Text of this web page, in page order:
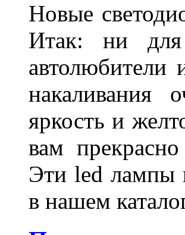
Новые
Итак: ни
накаливания
яркость и
вам
Эти led лампы
в нашем